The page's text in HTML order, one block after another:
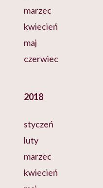
marzec
kwiecień
maj
czerwiec
2018
styczeń
luty
marzec
kwiecień